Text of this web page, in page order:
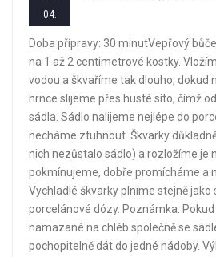
04.
Doba přípravy: 30 minutVepřový
na 1 až 2 centimetrové kostky.
vodou a škvaříme tak dlouho, dokud
hrnce slijeme přes husté síto, čímž
sádla. Sádlo nalijeme nejlépe do
necháme ztuhnout. Škvarky
nich nezůstalo sádlo) a rozložíme je
pokmínujeme, dobře promícháme a
Vychladlé škvarky plníme stejně jako
porcelánové dózy. Poznámka:
namazané na chléb společně se
pochopitelně dát do jedné nádoby.